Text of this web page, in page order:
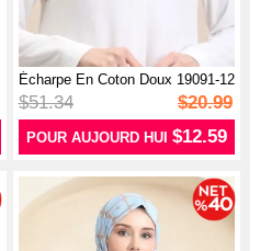
Écharpe En Coton Doux 19091-12
Viso...
$51.34 $20.99
POUR AUJOURD HUI $12.59